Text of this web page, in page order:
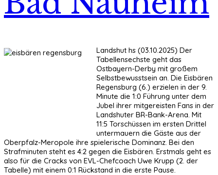
Landshut hs (03.10.2025) Der
Tabellensechste geht das
Ostbayern-Derby mit großem
Selbstbewusstsein an. Die Eisbären
Regensburg (6.) erzielen in der 9.
Minute die 1:0 Führung unter dem
Jubel ihrer mitgereisten Fans in der
Landshuter BR-Bank-Arena. Mit
11:5 Torschüssen im ersten Drittel
untermauern die Gäste aus der
Oberpfalz-Meropole ihre spielerische Dominanz. Bei den
Strafminuten steht es 4:2 gegen die Eisbären. Erstmals geht es
also für die Cracks von EVL-Chefcoach Uwe Krupp (2. der
Tabelle) mit einem 0:1 Rückstand in die erste Pause.